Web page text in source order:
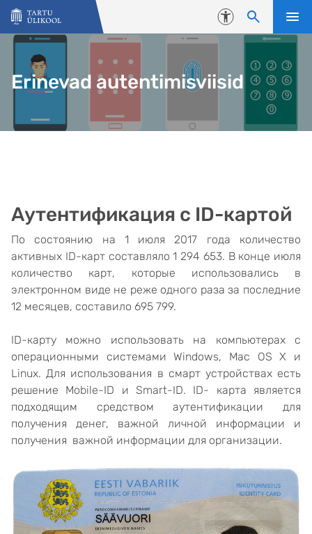
Liigu edasi põhisisu juurde
Juurdepääsetavus
Erinevad autentimisviisid
Аутентификация c ID-картой
По состоянию на 1 июля 2017 года количество
активных ID-карт составляло 1 294 653. В конце июля
количество карт, которые использовались в
электронном виде не реже одного раза за последние
12 месяцев, составило 695 799.
ID-карту можно использовать на компьютерах с
операционными системами Windows, Mac OS X и
Linux. Для использования в смарт устройствах есть
решение Mobile-ID и Smart-ID. ID- карта является
подходящим средством аутентификации для
получения денег, важной личной информации и
получения важной информации для организации.